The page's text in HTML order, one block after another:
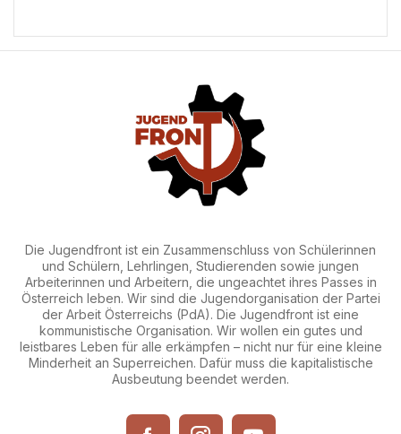
Die Jugendfront ist ein Zusammenschluss von Schülerinnen
und Schülern, Lehrlingen, Studierenden sowie jungen
Arbeiterinnen und Arbeitern, die ungeachtet ihres Passes in
Österreich leben. Wir sind die Jugendorganisation der Partei
der Arbeit Österreichs (PdA). Die Jugendfront ist eine
kommunistische Organisation. Wir wollen ein gutes und
leistbares Leben für alle erkämpfen – nicht nur für eine kleine
Minderheit an Superreichen. Dafür muss die kapitalistische
Ausbeutung beendet werden.